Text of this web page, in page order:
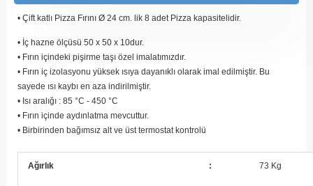
• Çift katlı Pizza Fırını Ø 24 cm. lik 8 adet Pizza kapasitelidir.
• İç hazne ölçüsü 50 x 50 x 10dur.
• Fırın içindeki pişirme taşı özel imalatımızdır.
• Fırın iç izolasyonu yüksek ısıya dayanıklı olarak imal edilmiştir. Bu
sayede ısı kaybı en aza indirilmiştir.
• Isı aralığı : 85 °C - 450 °C
• Fırın içinde aydınlatma mevcuttur.
• Birbirinden bağımsız alt ve üst termostat kontrolü
Ağırlık : 73 Kg